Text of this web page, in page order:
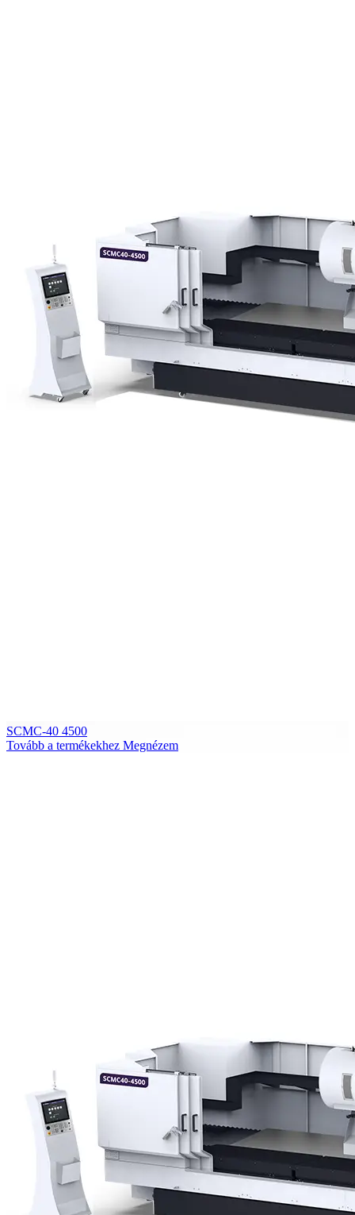
SCMC-40 4500
Tovább a termékekhez Megnézem